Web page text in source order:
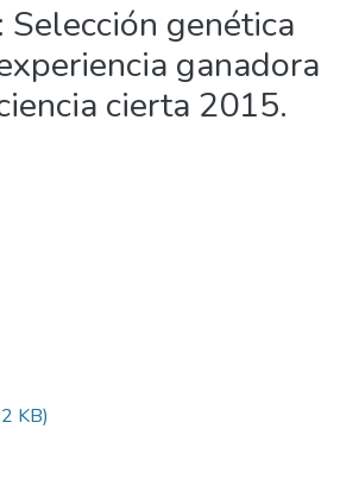
Selección genética
ganadora
cierta 2015.
KB)